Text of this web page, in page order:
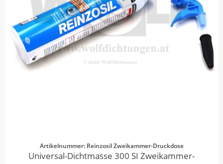
Artikelnummer: Reinzosil Zweikammer-Druckdose
Universal-Dichtmasse 300 SI Zweikammer-